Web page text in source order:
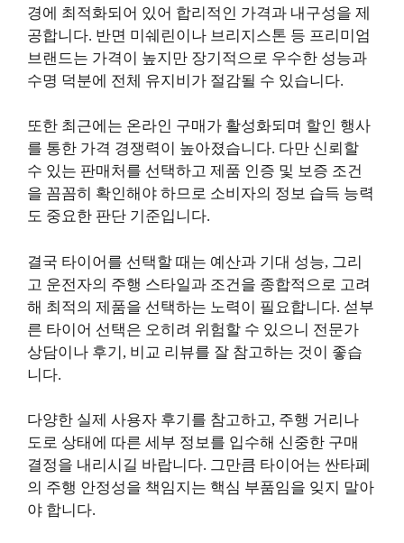
경에 최적화되어 있어 합리적인 가격과 내구성을 제
공합니다. 반면 미쉐린이나 브리지스톤 등 프리미엄
브랜드는 가격이 높지만 장기적으로 우수한 성능과
수명 덕분에 전체 유지비가 절감될 수 있습니다.
또한 최근에는 온라인 구매가 활성화되며 할인 행사
를 통한 가격 경쟁력이 높아졌습니다. 다만 신뢰할
수 있는 판매처를 선택하고 제품 인증 및 보증 조건
을 꼼꼼히 확인해야 하므로 소비자의 정보 습득 능력
도 중요한 판단 기준입니다.
결국 타이어를 선택할 때는 예산과 기대 성능, 그리
고 운전자의 주행 스타일과 조건을 종합적으로 고려
해 최적의 제품을 선택하는 노력이 필요합니다. 섣부
른 타이어 선택은 오히려 위험할 수 있으니 전문가
상담이나 후기, 비교 리뷰를 잘 참고하는 것이 좋습
니다.
다양한 실제 사용자 후기를 참고하고, 주행 거리나
도로 상태에 따른 세부 정보를 입수해 신중한 구매
결정을 내리시길 바랍니다. 그만큼 타이어는 싼타페
의 주행 안정성을 책임지는 핵심 부품임을 잊지 말아
야 합니다.